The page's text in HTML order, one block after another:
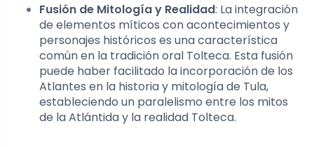
Fusión de Mitología y Realidad: La integración
de elementos míticos con acontecimientos y
personajes históricos es una característica
común en la tradición oral Tolteca. Esta fusión
puede haber facilitado la incorporación de los
Atlantes en la historia y mitología de Tula,
estableciendo un paralelismo entre los mitos
de la Atlántida y la realidad Tolteca.